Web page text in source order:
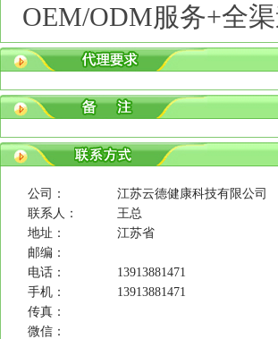
OEM/ODM服务+全
公司：
江苏云德健康科技有限公司
联系人：
王总
地址：
江苏省
邮编：
电话：
13913881471
手机：
13913881471
传真：
微信：